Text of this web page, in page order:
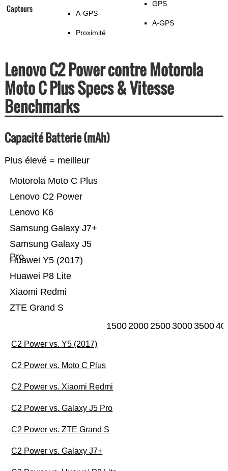
Capteurs A-GPS
Proximité
GPS
A-GPS
Lenovo C2 Power contre Motorola
Moto C Plus Specs & Vitesse
Benchmarks
Capacité Batterie (mAh)
Plus élevé = meilleur
ZTE Grand S
Xiaomi Redmi
Huawei P8 Lite
Huawei Y5 (2017)
Samsung Galaxy J5
Pro
Samsung Galaxy J7+
Lenovo K6
Lenovo C2 Power
Motorola Moto C Plus
15002000250030003500
C2 Power vs. Y5 (2017)
C2 Power vs. Moto C Plus
C2 Power vs. Xiaomi Redmi
C2 Power vs. Galaxy J5 Pro
C2 Power vs. ZTE Grand S
C2 Power vs. Galaxy J7+